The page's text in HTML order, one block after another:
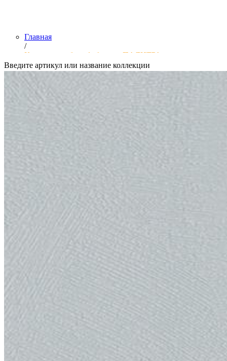
Главная
/
Коллекции обоев фабрики «ПАЛИТРА»
Введите артикул или название коллекции